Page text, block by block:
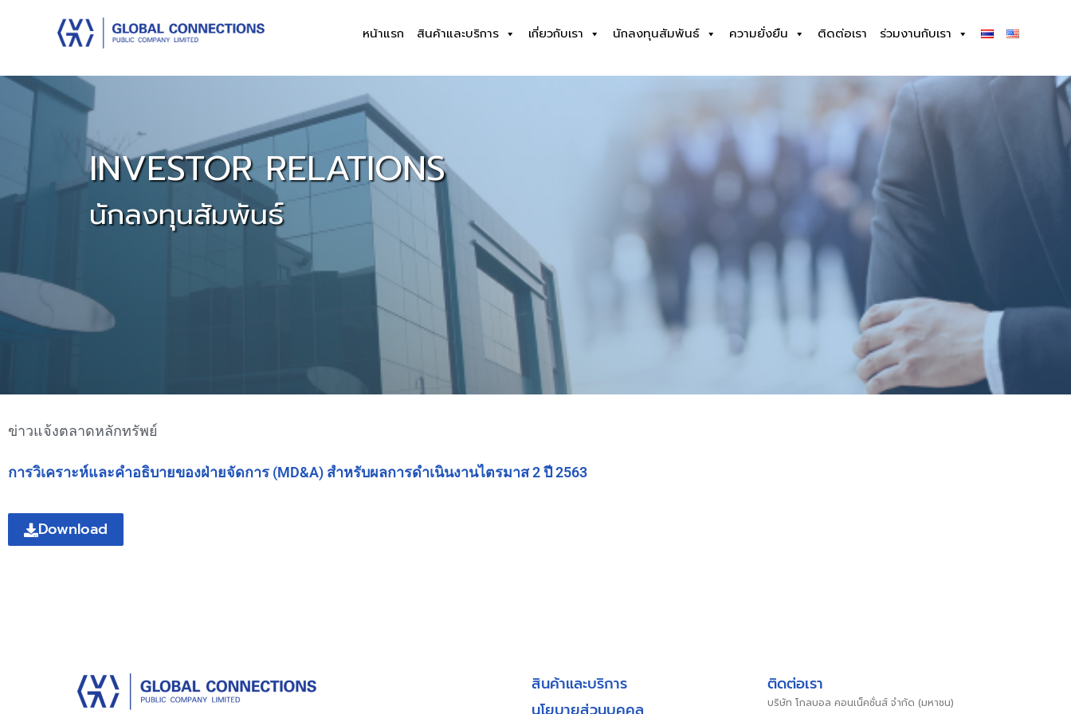
หน้าแรก สินค้าและบริการ เกี่ยวกับเรา นักลงทุนสัมพันธ์ ความยั่งยืน ติดต่อเรา ร่วมงานกับเรา
INVESTOR RELATIONS
นักลงทุนสัมพันธ์
ข่าวแจ้งตลาดหลักทรัพย์
การวิเคราะห์และคำอธิบายของฝ่ายจัดการ (MD&A) สำหรับผลการดำเนินงานไตรมาส 2 ปี 2563
Download
สินค้าและบริการ
ติดต่อเรา
บริษัท โกลบอล คอนเน็คชั่นส์ จำกัด (มหาชน)